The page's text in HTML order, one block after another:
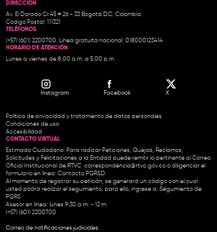
DIRECCIÓN
Av. El Dorado Cr.45 # 26 - 33 Bogotá D.C. Colombia.
Código Postal: 111321
TELÉFONOS
(+57) (601) 2200700. Línea gratuita nacional: 018000123414
HORARIO DE ATENCIÓN
Lunes a viernes de 8:00 a.m. a 5:00 p.m.
Instagram Facebook X
Política de privacidad y tratamiento de datos personales
Condiciones de uso
Accesibilidad
CONTACTO VIRTUAL
Estimado Ciudadano: Para radicar Peticiones, Quejas, Reclamos,
Solicitudes y Felicitaciones a la Entidad puede remitir lo pertinente al Correo
Oficial Institucional de RTVC correspondencia@rtvc.gov.co o diligenciar el
formulario en línea: Contacto PQRSD.
Al momento de registrar su petición, se generará un código con el cual
usted podrá realizar el seguimiento, para ello, ingrese a: Seguimiento de
PQRS
Asesor en línea: lunes 9:30 a.m. - 12 m.
(+57) (601) 2200700
Correo de notificaciones judiciales: